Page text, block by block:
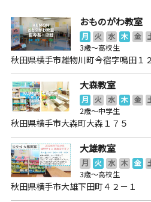
おものがわ教室
月 火 水 木 金
3歳～高校生
秋田県横手市雄物川町今宿字鳴田１
大森教室
月 火 水 木 金
2歳～中学生
秋田県横手市大森町大森１７５
大雄教室
月 火 水 木 金
3歳～高校生
秋田県横手市大雄下田町４２－１